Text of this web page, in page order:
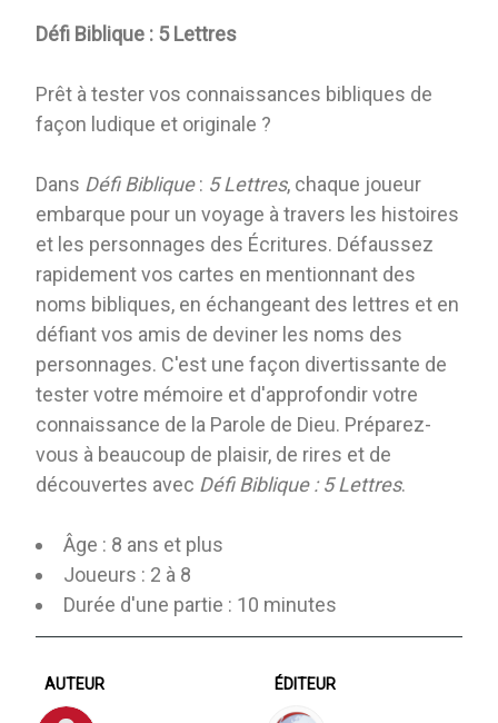
Défi Biblique : 5 Lettres
Prêt à tester vos connaissances bibliques de
façon ludique et originale ?
Dans Défi Biblique: 5 Lettres, chaque joueur
embarque pour un voyage à travers les histoires
et les personnages des Écritures. Défaussez
rapidement vos cartes en mentionnant des
noms bibliques, en échangeant des lettres et en
défiant vos amis de deviner les noms des
personnages. C'est une façon divertissante de
tester votre mémoire et d'approfondir votre
connaissance de la Parole de Dieu. Préparez-
vous à beaucoup de plaisir, de rires et de
découvertes avec Défi Biblique : 5 Lettres.
Âge : 8 ans et plus
Joueurs : 2 à 8
Durée d'une partie : 10 minutes
AUTEUR ÉDITEUR